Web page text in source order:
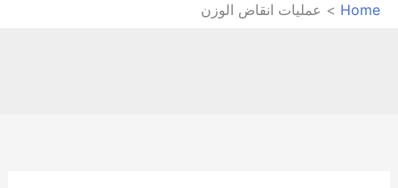
Home عمليات انقاض الوزن